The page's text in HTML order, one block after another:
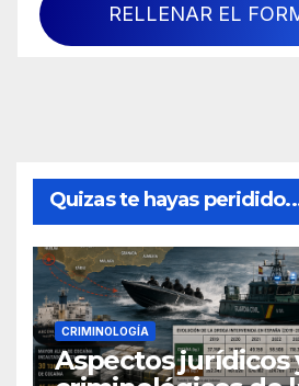
RELLENAR EL
Quizas te hayas
CRIMINOLOGÍA
Aspectos jurídicos